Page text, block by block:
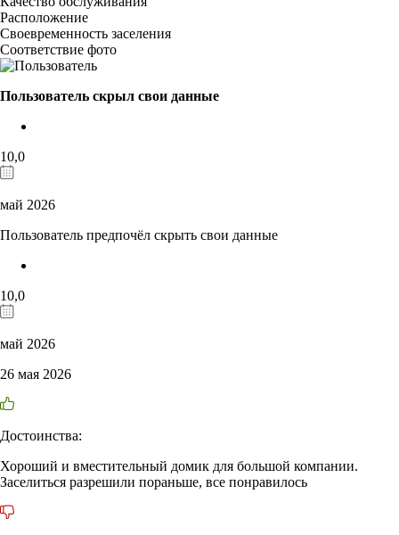
Расположение
Своевременность заселения
Соответствие фото
Пользователь скрыл свои данные
10,0
май 2026
Пользователь предпочёл скрыть свои данные
10,0
май 2026
26 мая 2026
Достоинства:
Хороший и вместительный домик для большой компании.
Заселиться разрешили пораньше, все понравилось